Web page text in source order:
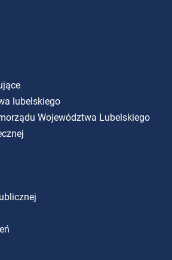
lubelskiego
Województwa Lubelskiego